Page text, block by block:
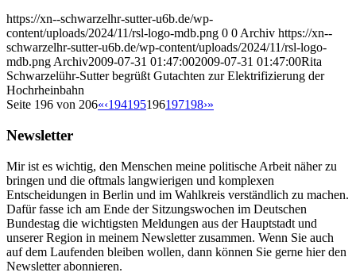
https://xn--schwarzelhr-sutter-u6b.de/wp-
content/uploads/2024/11/rsl-logo-mdb.png 0 0 Archiv https://xn--
schwarzelhr-sutter-u6b.de/wp-content/uploads/2024/11/rsl-logo-
mdb.png Archiv2009-07-31 01:47:002009-07-31 01:47:00Rita
Schwarzelühr-Sutter begrüßt Gutachten zur Elektrifizierung der
Hochrheinbahn
Seite 196 von 206«‹194195196197198›»
Newsletter
Mir ist es wichtig, den Menschen meine politische Arbeit näher zu
bringen und die oftmals langwierigen und komplexen
Entscheidungen in Berlin und im Wahlkreis verständlich zu machen.
Dafür fasse ich am Ende der Sitzungswochen im Deutschen
Bundestag die wichtigsten Meldungen aus der Hauptstadt und
unserer Region in meinem Newsletter zusammen. Wenn Sie auch
auf dem Laufenden bleiben wollen, dann können Sie gerne hier den
Newsletter abonnieren.